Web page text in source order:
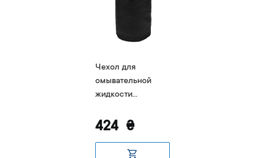
Чехол для
омывательной
жидкости
Ритейнин серо-
424 ₴